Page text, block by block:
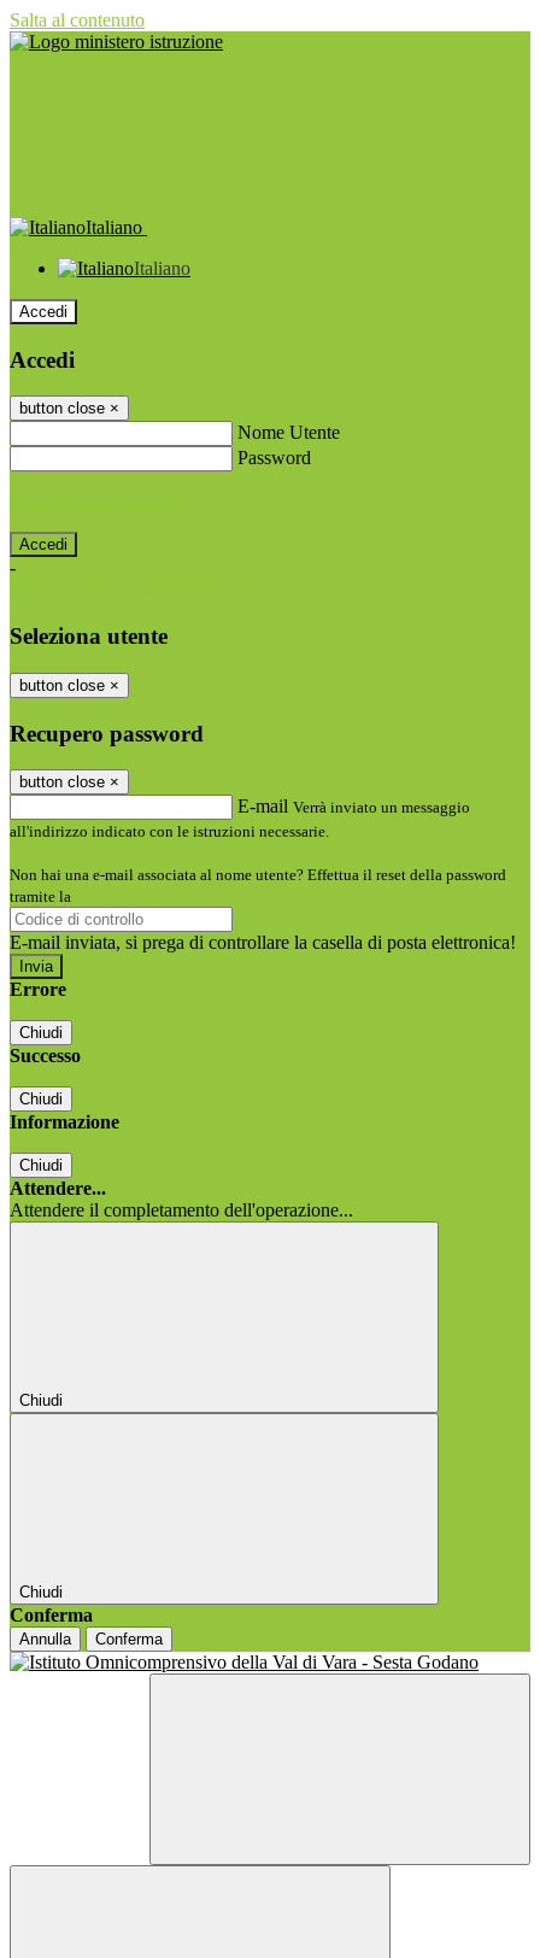
Salta al contenuto
Italiano
Italiano
Accedi
Accedi
button close ×
Nome Utente
Password
-
Seleziona utente
button close ×
Recupero password
button close ×
E-mail Verrà inviato un messaggio
all'indirizzo indicato con le istruzioni necessarie.
Non hai una e-mail associata al nome utente? Effettua il reset della password
tramite la
E-mail inviata, si prega di controllare la casella di posta elettronica!
Errore
Chiudi
Successo
Chiudi
Informazione
Chiudi
Attendere...
Attendere il completamento dell'operazione...
Chiudi
Chiudi
Conferma
Annulla Conferma